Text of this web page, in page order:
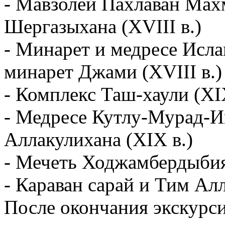
Шергазыхана (XVIII в.)
- Минарет и медресе
минарет Джами (XVIII в.)
- Комплекс Таш-хаули
- Медресе Кутлу-Мурад-
Аллакулихана (XIX в.)
- Мечеть
- Караван сарай и Тим
После окончания